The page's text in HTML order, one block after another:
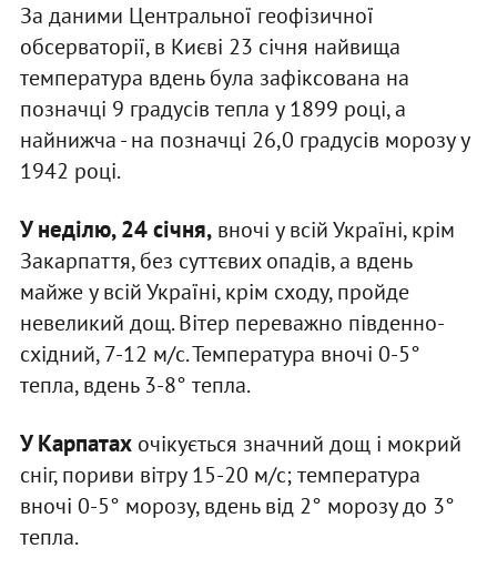
За даними Центральної геофізичної
обсерваторії, в Києві 23 січня найвища
температура вдень була зафіксована на
позначці 9 градусів тепла у 1899 році, а
найнижча - на позначці 26,0 градусів морозу у
1942 році.
У неділю, 24 січня,вночі у всій Україні, крім
Закарпаття, без суттєвих опадів, а вдень
майже у всій Україні, крім сходу, пройде
невеликий дощ. Вітер переважно південно-
східний, 7-12 м/с. Температура вночі 0-5°
тепла, вдень 3-8° тепла.
У Карпатахочікується значний дощ і мокрий
сніг, пориви вітру 15-20 м/с; температура
вночі 0-5° морозу, вдень від 2° морозу до 3°
тепла.